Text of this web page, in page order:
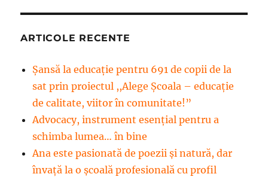
ARTICOLE RECENTE
Șansă la educație pentru 691 de copii de la
sat prin proiectul ,,Alege Școala – educație
de calitate, viitor în comunitate!”
Advocacy, instrument esenţial pentru a
schimba lumea… în bine
Ana este pasionată de poezii și natură, dar
învață la o școală profesională cu profil